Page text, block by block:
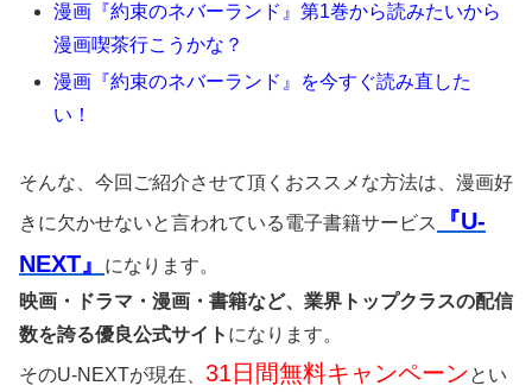
漫画『約束のネバーランド』第1巻から読みたいから
漫画喫茶行こうかな？
漫画『約束のネバーランド』を今すぐ読み直した
い！
そんな、今回ご紹介させて頂くおススメな方法は、漫画好
きに欠かせないと言われている電子書籍サービス
『U-
NEXT』
になります。
映画・ドラマ・漫画・書籍など、業界トップクラスの配信
数を誇る優良公式サイト になります。
そのU-NEXTが現在、 31日間無料キャンペーンとい